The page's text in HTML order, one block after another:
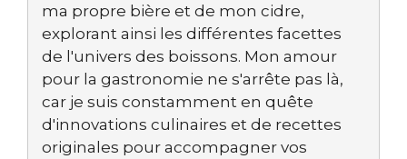
ma propre bière et de mon cidre,
explorant ainsi les différentes facettes
de l'univers des boissons. Mon amour
pour la gastronomie ne s'arrête pas là,
car je suis constamment en quête
d'innovations culinaires et de recettes
originales pour accompagner vos